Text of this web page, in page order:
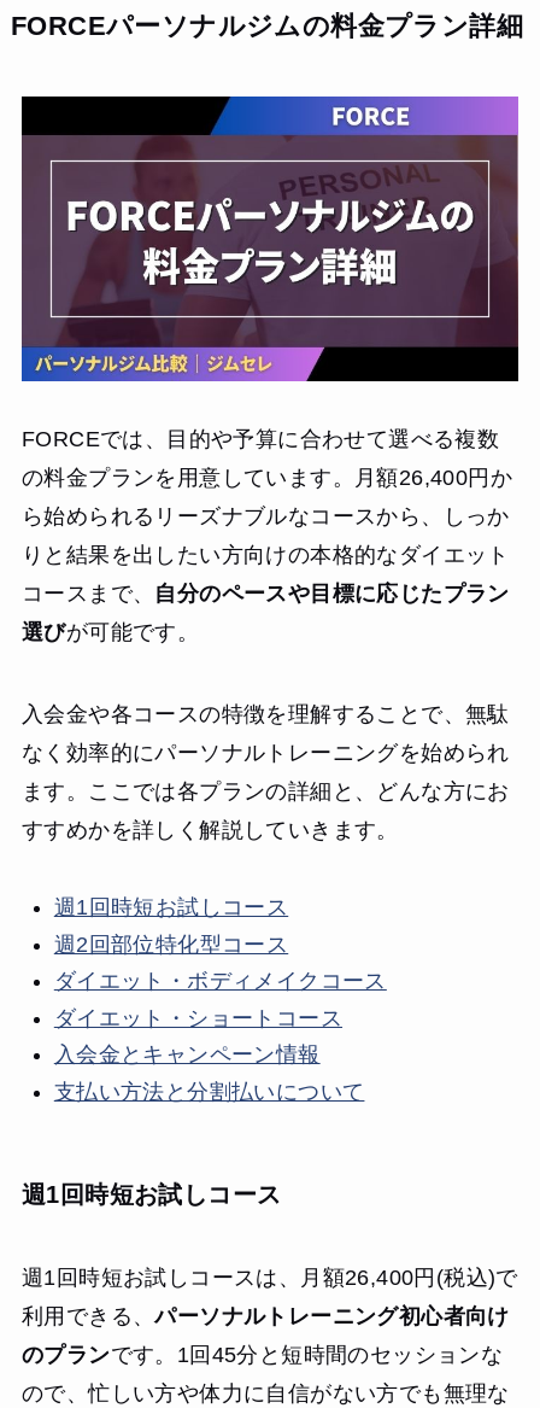
FORCEパーソナルジムの料金プラン詳細
FORCEでは、目的や予算に合わせて選べる複数
の料金プランを用意しています。月額26,400円か
ら始められるリーズナブルなコースから、しっか
りと結果を出したい方向けの本格的なダイエット
コースまで、 自分のペースや目標に応じたプラン
選びが可能です。
入会金や各コースの特徴を理解することで、無駄
なく効率的にパーソナルトレーニングを始められ
ます。ここでは各プランの詳細と、どんな方にお
すすめかを詳しく解説していきます。
週1回時短お試しコース
週2回部位特化型コース
ダイエット・ボディメイクコース
ダイエット・ショートコース
入会金とキャンペーン情報
支払い方法と分割払いについて
週1回時短お試しコース
週1回時短お試しコースは、月額26,400円(税込)で
利用できる、パーソナルトレーニング初心者向け
のプランです。1回45分と短時間のセッションな
ので、忙しい方や体力に自信がない方でも無理な